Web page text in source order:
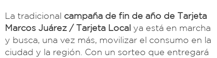
La tradicional campaña de fin de año de Tarjeta
Marcos Juárez / Tarjeta Local ya está en marcha
y busca, una vez más, movilizar el consumo en la
ciudad y la región. Con un sorteo que entregará